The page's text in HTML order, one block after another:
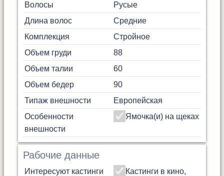
Волосы
Русые
Длина волос
Средние
Комплекция
Стройное
Объем груди
88
Объем талии
60
Объем бедер
90
Типаж внешности
Европейская
Особенности
внешности
Ямочка(и) на щеках
Рабочие данные
Интересуют кастинги
Кастинги в кино,